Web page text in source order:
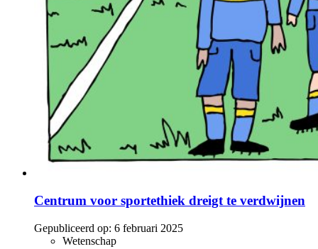
Centrum voor sportethiek dreigt te verdwijnen
Gepubliceerd op: 6 februari 2025
Wetenschap